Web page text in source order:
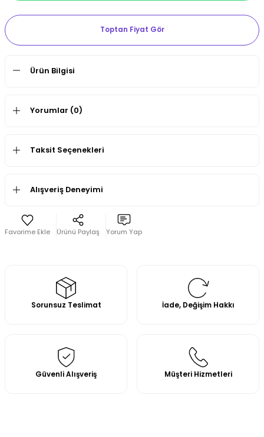
Toptan Fiyat Gör
Ürün Bilgisi
Yorumlar (0)
Taksit Seçenekleri
Alışveriş Deneyimi
Ürünü Paylaş Yorum Yap
Sorunsuz Teslimat İade, Değişim Hakkı
Güvenli Alışveriş Müşteri Hizmetleri